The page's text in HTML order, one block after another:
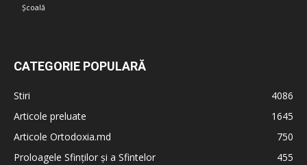
Școală
CATEGORIE POPULARĂ
Stiri
4086
Articole preluate
1645
Articole Ortodoxia.md
750
Proloagele Sfinților și a Sfintelor
455